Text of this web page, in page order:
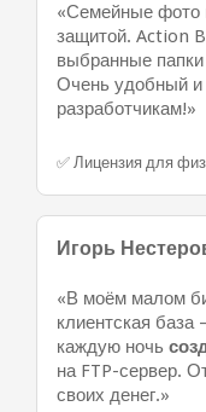
«Семейные фото
защитой. Action
выбранные
Очень удобный и
разработчикам!»
✅ Лицензия для
Игорь
«В моём малом
клиентская
каждую ночь
на FTP-сервер.
своих денег.»